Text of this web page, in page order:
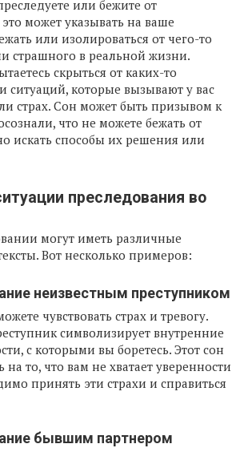
или бежите от
может указывать на ваше
или изолироваться от чего-то
страшного в реальной жизни.
скрыться от каких-то
ситуаций, которые вызывают у вас
страх. Сон может быть призывом к
что не можете бежать от
искать способы их решения или
преследования во
могут иметь различные
Вот несколько примеров:
неизвестным преступником
чувствовать страх и тревогу.
символизирует внутренние
с которыми вы боретесь. Этот сон
на то, что вам не хватает уверенности
принять эти страхи и справиться
бывшим партнером